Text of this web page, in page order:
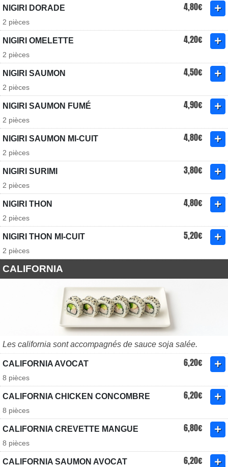
NIGIRI DORADE 4,80€
2 pièces
NIGIRI OMELETTE 4,20€
2 pièces
NIGIRI SAUMON 4,50€
2 pièces
NIGIRI SAUMON FUMÉ 4,90€
2 pièces
NIGIRI SAUMON MI-CUIT 4,80€
2 pièces
NIGIRI SURIMI 3,80€
2 pièces
NIGIRI THON 4,80€
2 pièces
NIGIRI THON MI-CUIT 5,20€
2 pièces
CALIFORNIA
Les california sont accompagnés de sauce soja salée.
CALIFORNIA AVOCAT 6,20€
8 pièces
CALIFORNIA CHICKEN CONCOMBRE 6,20€
8 pièces
CALIFORNIA CREVETTE MANGUE 6,80€
8 pièces
CALIFORNIA SAUMON AVOCAT 6,20€